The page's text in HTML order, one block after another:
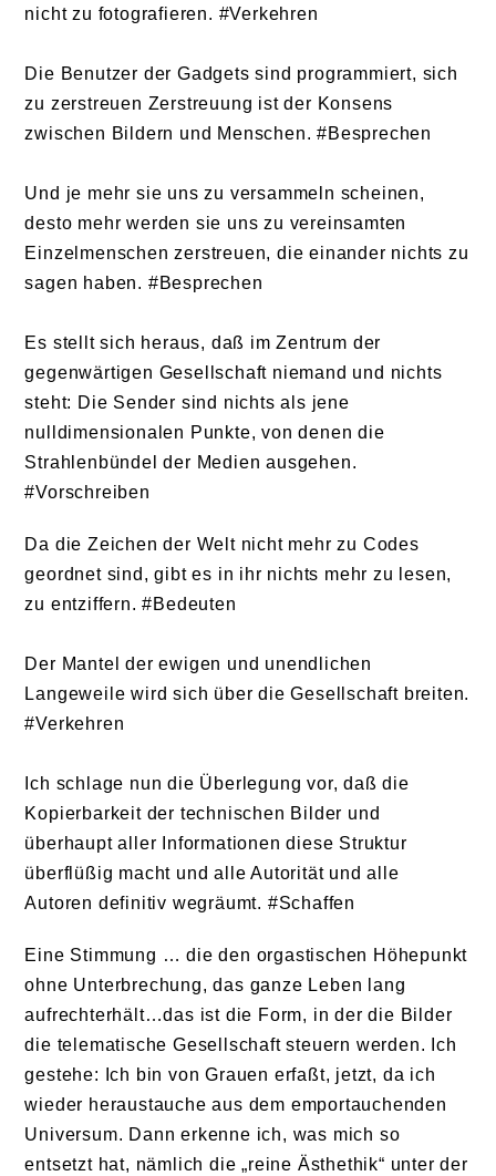
nicht zu fotografieren. #Verkehren
Die Benutzer der Gadgets sind programmiert, sich
zu zerstreuen Zerstreuung ist der Konsens
zwischen Bildern und Menschen. #Besprechen
Und je mehr sie uns zu versammeln scheinen,
desto mehr werden sie uns zu vereinsamten
Einzelmenschen zerstreuen, die einander nichts zu
sagen haben. #Besprechen
Es stellt sich heraus, daß im Zentrum der
gegenwärtigen Gesellschaft niemand und nichts
steht: Die Sender sind nichts als jene
nulldimensionalen Punkte, von denen die
Strahlenbündel der Medien ausgehen.
#Vorschreiben
Da die Zeichen der Welt nicht mehr zu Codes
geordnet sind, gibt es in ihr nichts mehr zu lesen,
zu entziffern. #Bedeuten
Der Mantel der ewigen und unendlichen
Langeweile wird sich über die Gesellschaft breiten.
#Verkehren
Ich schlage nun die Überlegung vor, daß die
Kopierbarkeit der technischen Bilder und
überhaupt aller Informationen diese Struktur
überflüßig macht und alle Autorität und alle
Autoren definitiv wegräumt. #Schaffen
Eine Stimmung … die den orgastischen Höhepunkt
ohne Unterbrechung, das ganze Leben lang
aufrechterhält…das ist die Form, in der die Bilder
die telematische Gesellschaft steuern werden. Ich
gestehe: Ich bin von Grauen erfaßt, jetzt, da ich
wieder heraustauche aus dem emportauchenden
Universum. Dann erkenne ich, was mich so
entsetzt hat, nämlich die „reine Ästhethik“ unter der